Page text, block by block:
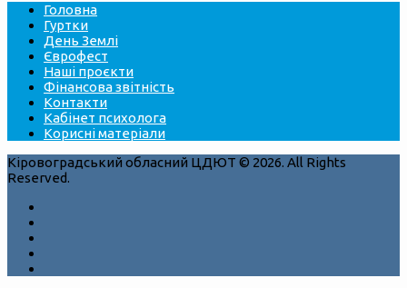
Головна
Гуртки
День Землі
Єврофест
Наші проєкти
Фінансова звітність
Контакти
Кабінет психолога
Корисні матеріали
Кіровоградський обласний ЦДЮТ © 2026. All Rights
Reserved.